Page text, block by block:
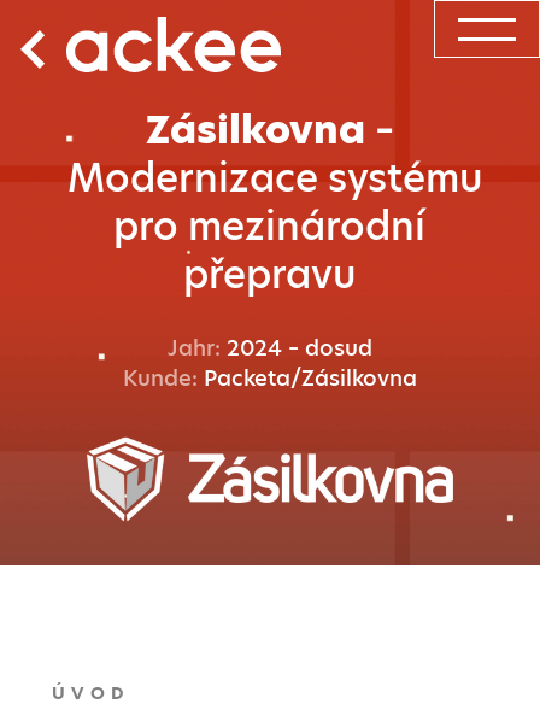
Zásilkovna –
Modernizace systému
pro mezinárodní
přepravu
Jahr: 2024 – dosud
Kunde: Packeta/Zásilkovna
ÚVOD